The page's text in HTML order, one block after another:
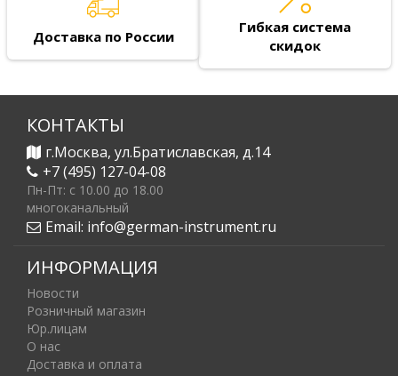
Доставка по России
Гибкая система
скидок
КОНТАКТЫ
г.Москва, ул.Братиславская, д.14
+7 (495) 127-04-08
Пн-Пт: c 10.00 до 18.00
многоканальный
Email: info@german-instrument.ru
ИНФОРМАЦИЯ
Новости
Розничный магазин
Юр.лицам
О нас
Доставка и оплата